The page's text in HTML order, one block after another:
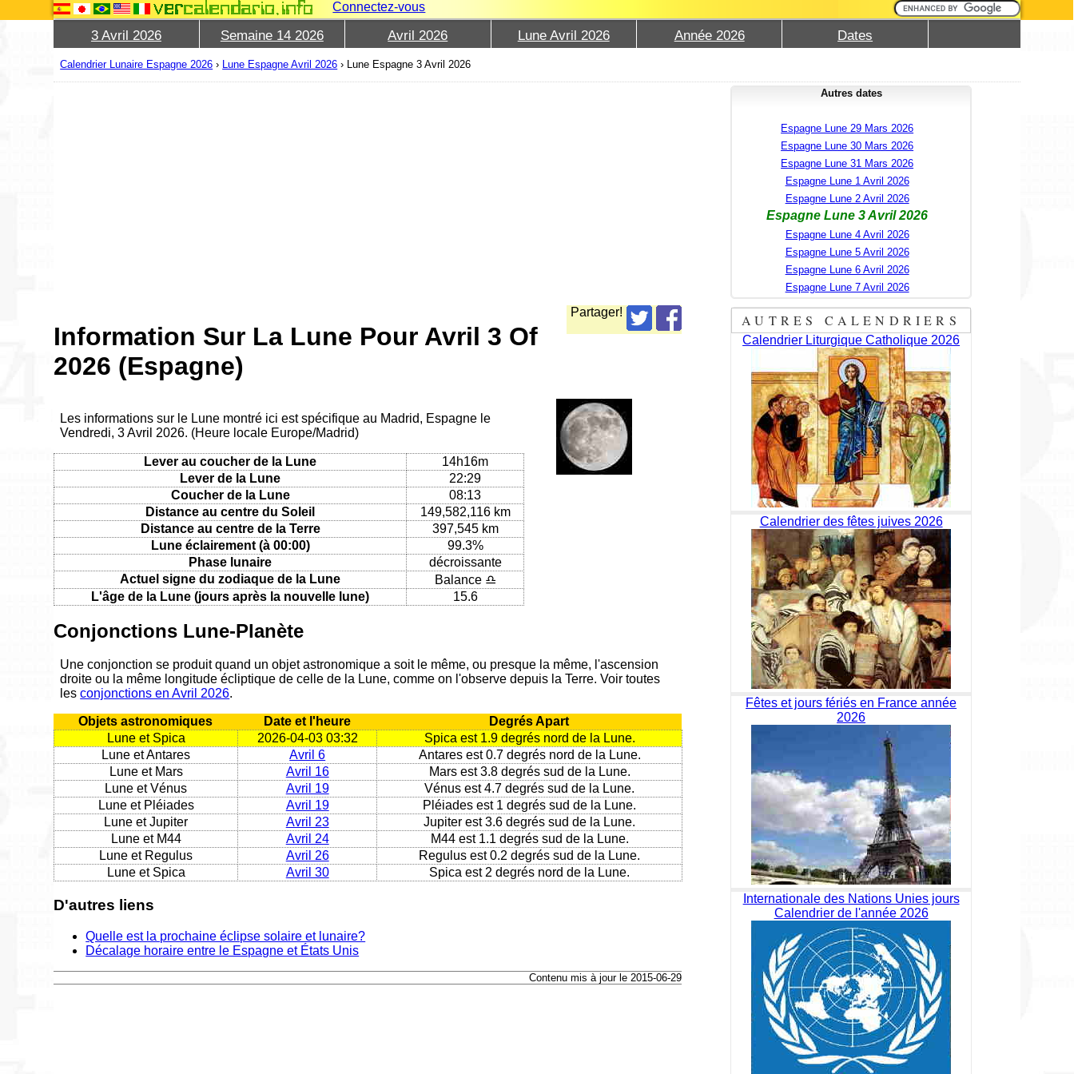
Connectez-vous
3 Avril 2026 Semaine 14 2026 Avril 2026 Lune Avril 2026 Année 2026 Dates
Calendrier Lunaire Espagne 2026 › Lune Espagne Avril 2026 › Lune Espagne 3 Avril 2026
Partager!
Information Sur La Lune Pour Avril 3 Of
2026 (Espagne)
Les informations sur le Lune montré ici est spécifique au Madrid, Espagne le
Vendredi, 3 Avril 2026. (Heure locale Europe/Madrid)
Lever au coucher de la Lune
14h16m
Lever de la Lune
22:29
Coucher de la Lune
08:13
Distance au centre du Soleil
149,582,116 km
Distance au centre de la Terre
397,545 km
Lune éclairement (à 00:00)
99.3%
Phase lunaire
décroissante
Actuel signe du zodiaque de la Lune
Balance ♎
L'âge de la Lune (jours après la nouvelle lune)
15.6
Conjonctions Lune-Planète
Une conjonction se produit quand un objet astronomique a soit le même, ou presque la même, l'ascension
droite ou la même longitude écliptique de celle de la Lune, comme on l'observe depuis la Terre. Voir toutes
lesconjonctions en Avril 2026.
Objets astronomiques Date et l'heure
Degrés Apart
Lune et Spica
2026-04-03 03:32
Spica est 1.9 degrés nord de la Lune.
Lune et Antares
Avril 6
Antares est 0.7 degrés nord de la Lune.
Lune et Mars
Avril 16
Mars est 3.8 degrés sud de la Lune.
Lune et Vénus
Avril 19
Vénus est 4.7 degrés sud de la Lune.
Lune et Pléiades
Avril 19
Pléiades est 1 degrés sud de la Lune.
Lune et Jupiter
Avril 23
Jupiter est 3.6 degrés sud de la Lune.
Lune et M44
Avril 24
M44 est 1.1 degrés sud de la Lune.
Lune et Regulus
Avril 26
Regulus est 0.2 degrés sud de la Lune.
Lune et Spica
Avril 30 Spica est 2 degrés nord de la Lune.
D'autres liens
Quelle est la prochaine éclipse solaire et lunaire?
Décalage horaire entre le Espagne et États Unis
Contenu mis à jour le 2015-06-29
Autres dates
Espagne Lune 29 Mars 2026
Espagne Lune 30 Mars 2026
Espagne Lune 31 Mars 2026
Espagne Lune 1 Avril 2026
Espagne Lune 2 Avril 2026
Espagne Lune 3 Avril 2026
Espagne Lune 4 Avril 2026
Espagne Lune 5 Avril 2026
Espagne Lune 6 Avril 2026
Espagne Lune 7 Avril 2026
AUTRES CALENDRIERS
Calendrier Liturgique Catholique 2026
Calendrier des fêtes juives 2026
Fêtes et jours fériés en France année
2026
Internationale des Nations Unies jours
Calendrier de l'année 2026